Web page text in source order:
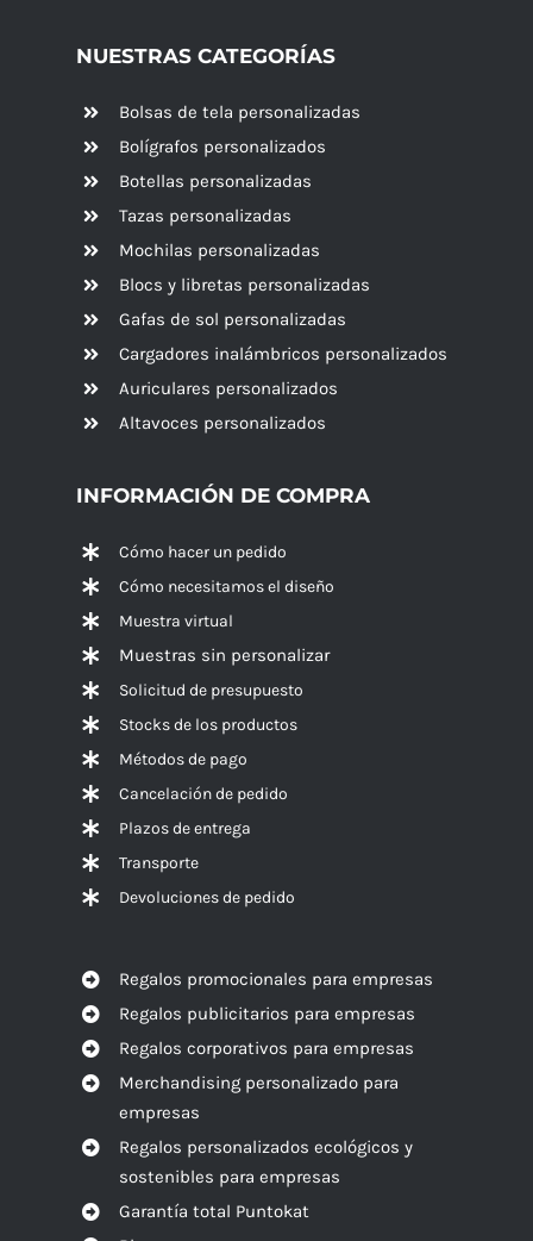
NUESTRAS CATEGORÍAS
Bolsas de tela personalizadas
Bolígrafos personalizados
Botellas personalizadas
Tazas personalizadas
Mochilas personalizadas
Blocs y libretas personalizadas
Gafas de sol personalizadas
Cargadores inalámbricos personalizados
Auriculares personalizados
Altavoces personalizados
INFORMACIÓN DE COMPRA
Cómo hacer un pedido
Cómo necesitamos el diseño
Muestra virtual
Muestras sin personalizar
Solicitud de presupuesto
Stocks de los productos
Métodos de pago
Cancelación de pedido
Plazos de entrega
Transporte
Devoluciones de pedido
Regalos promocionales para empresas
Regalos publicitarios para empresas
Regalos corporativos para empresas
Merchandising personalizado para
empresas
Regalos personalizados ecológicos y
sostenibles para empresas
Garantía total Puntokat